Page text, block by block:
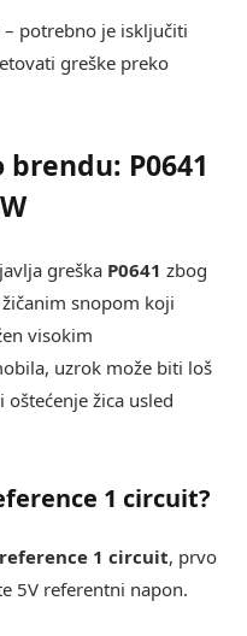
– potrebno je isključiti
greške preko
brendu: P0641
greška P0641 zbog
snopom koji
visokim
uzrok može biti loš
žica usled
1 circuit?
reference 1 circuit, prvo
5V referentni napon.